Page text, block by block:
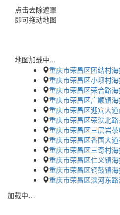
点击去除遮罩
即可拖动地图
地图加载中...
重庆市荣昌区团结村
重庆市荣昌区小坝村
重庆市荣昌区荣合路
重庆市荣昌区广顺镇
重庆市荣昌区迎宾大
重庆市荣昌区荣滨北
重庆市荣昌区三层岩
重庆市荣昌区香国大
重庆市荣昌区三奇村
重庆市荣昌区仁义镇
重庆市荣昌区铜鼓镇
重庆市荣昌区滨河东
加载中…